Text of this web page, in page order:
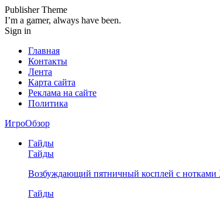
Publisher Theme
I’m a gamer, always have been.
Sign in
Главная
Контакты
Лента
Карта сайта
Реклама на сайте
Политика
ИгроОбзор
Гайды
Гайды
Возбуждающий пятничный косплей с нотками
Гайды